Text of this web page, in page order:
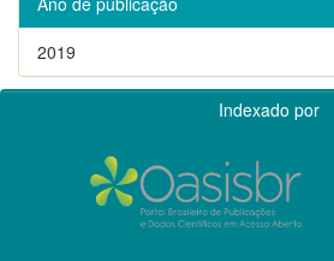
2019
Indexado por